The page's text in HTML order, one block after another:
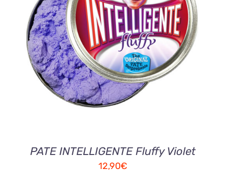
AJOUTER AU PANIER
/
DETAILS
PATE INTELLIGENTE Fluffy Violet
12,90€